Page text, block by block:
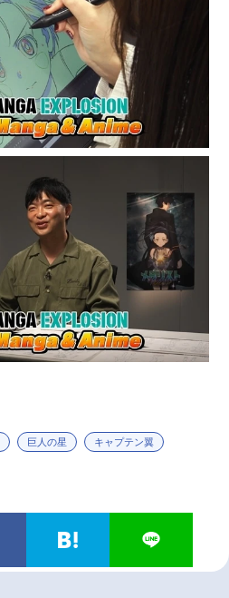
巨人の星 キャプテン翼